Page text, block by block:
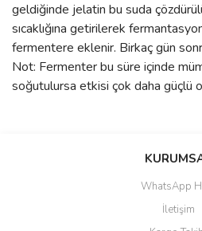
geldiğinde jelatin bu suda
sıcaklığına getirilerek
fermentere eklenir. Birkaç gün
Not: Fermenter bu süre içinde
soğutulursa etkisi çok daha güçlü
Merhaba. Ürünü kullandıktan sonra
Galiba 4 derece civarindan
Ürün resmi kalitesiz, bozuk veya
WhatsApp
İletişim